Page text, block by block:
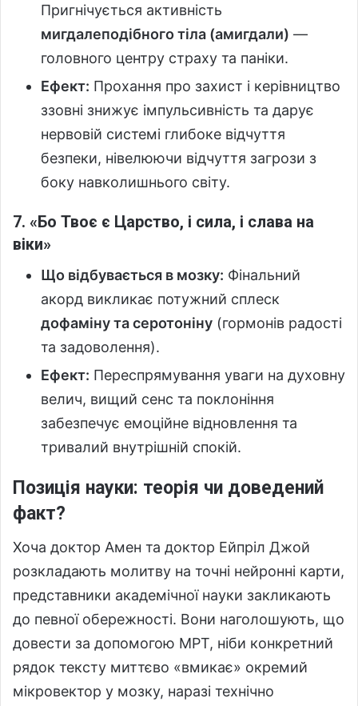
Пригнічується активність
мигдалеподібного тіла (амигдали) —
головного центру страху та паніки.
Ефект: Прохання про захист і керівництво
ззовні знижує імпульсивність та дарує
нервовій системі глибоке відчуття
безпеки, нівелюючи відчуття загрози з
боку навколишнього світу.
7. «Бо Твоє є Царство, і сила, і слава на
віки»
Що відбувається в мозку: Фінальний
акорд викликає потужний сплеск
дофаміну та серотоніну (гормонів радості
та задоволення).
Ефект: Переспрямування уваги на духовну
велич, вищий сенс та поклоніння
забезпечує емоційне відновлення та
тривалий внутрішній спокій.
Позиція науки: теорія чи доведений
факт?
Хоча доктор Амен та доктор Ейпріл Джой
розкладають молитву на точні нейронні карти,
представники академічної науки закликають
до певної обережності. Вони наголошують, що
довести за допомогою МРТ, ніби конкретний
рядок тексту миттєво «вмикає» окремий
мікровектор у мозку, наразі технічно